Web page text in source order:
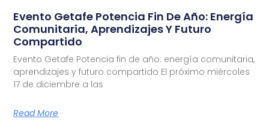
Evento Getafe Potencia Fin De Año: Energía
Comunitaria, Aprendizajes Y Futuro
Compartido
Evento Getafe Potencia fin de año: energía comunitaria,
aprendizajes y futuro compartido El próximo miércoles
17 de diciembre a las
Read More